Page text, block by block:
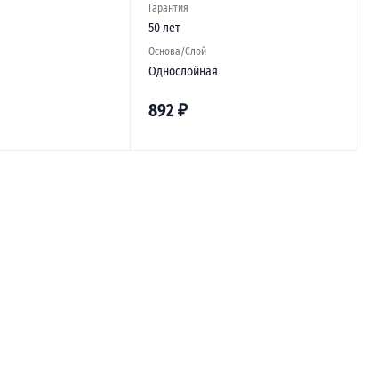
Гарантия
50 лет
Основа/Слой
Однослойная
892₽